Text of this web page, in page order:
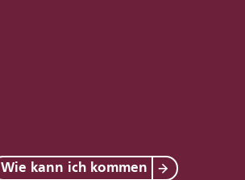
Wie kann ich kommen